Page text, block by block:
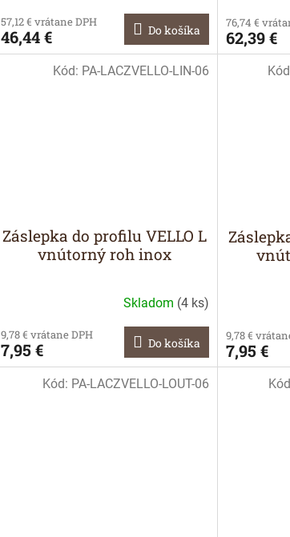
57,12 € vrátane DPH
46,44 € Do košíka
76,74 €
62,39 €
Záslepka do profilu VELLO L
vnútorný roh inox
Skladom (4 ks)
9,78 € vrátane DPH
7,95 € Do košíka
Kód: PA-LACZVELLO-LIN-06
9,78 €
7,95 €
Kód: PA-LACZVELLO-LOUT-06